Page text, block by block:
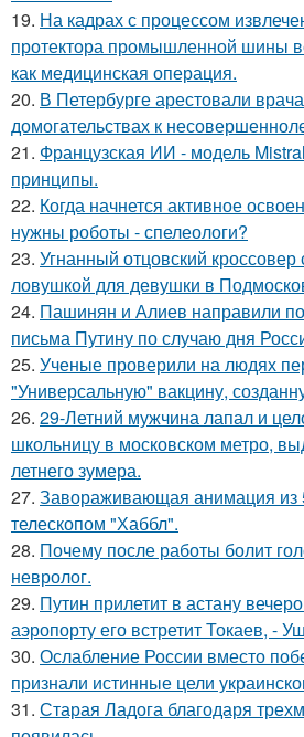
19. На кадрах с процессом
протектора промышленной шины
как медицинская операция.
20. В Петербурге арестовали
домогательствах к
21. Французская ИИ - модель
принципы.
22. Когда начнется активное
нужны роботы - спелеологи?
23. Угнанный отцовский кроссовер
ловушкой для девушки в
24. Пашинян и Алиев направили
письма Путину по случаю дня
25. Ученые проверили на людях
"Универсальную" вакцину,
26. 29-Летний мужчина лапал и
школьницу в московском метро,
летнего зумера.
27. Завораживающая анимация из
телескопом "Хаббл".
28. Почему после работы болит
невролог.
29. Путин прилетит в астану
аэропорту его встретит Токаев, -
30. Ослабление России вместо
признали истинные цели
31. Старая Ладога благодаря